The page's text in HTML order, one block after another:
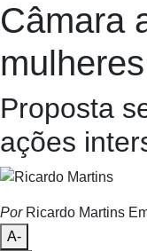
Câmara
mulheres
Proposta
ações
PorRicardo Martins
A-